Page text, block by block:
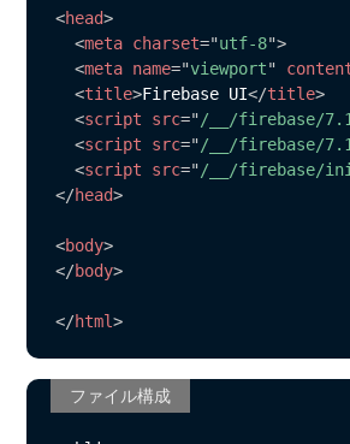
<head>
<meta charset="utf-8">
<meta name="viewport"
<title>Firebase UI</title>
<script src="/__/firebase/
<script src="/__/firebase/
<script src="/__/firebase/
</head>
<body>
</body>
</html>
ファイル構成